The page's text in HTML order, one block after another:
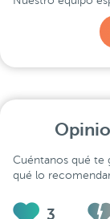
Cuéntanos qué te
qué lo
3